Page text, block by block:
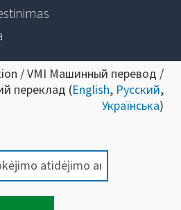
/ VMI Машинный перевод /
переклад (English, Русский,
Українська)